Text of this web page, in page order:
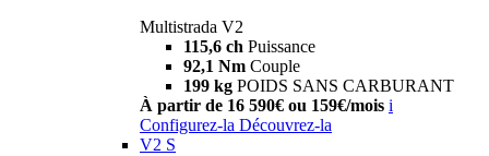
Multistrada V2
115,6 ch Puissance
92,1 Nm Couple
199 kg POIDS SANS CARBURANT
À partir de 16 590€ ou 159€/mois i
Configurez-la Découvrez-la
V2 S